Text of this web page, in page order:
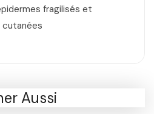
fragilisés et
cutanées
Aussi